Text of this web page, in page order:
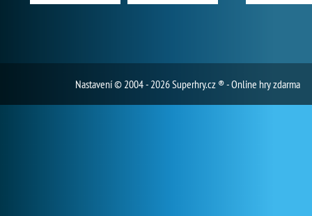
Nastavení© 2004 - 2026 Superhry.cz ® - Online hry zdarma